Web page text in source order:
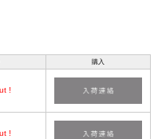
購入
!
!